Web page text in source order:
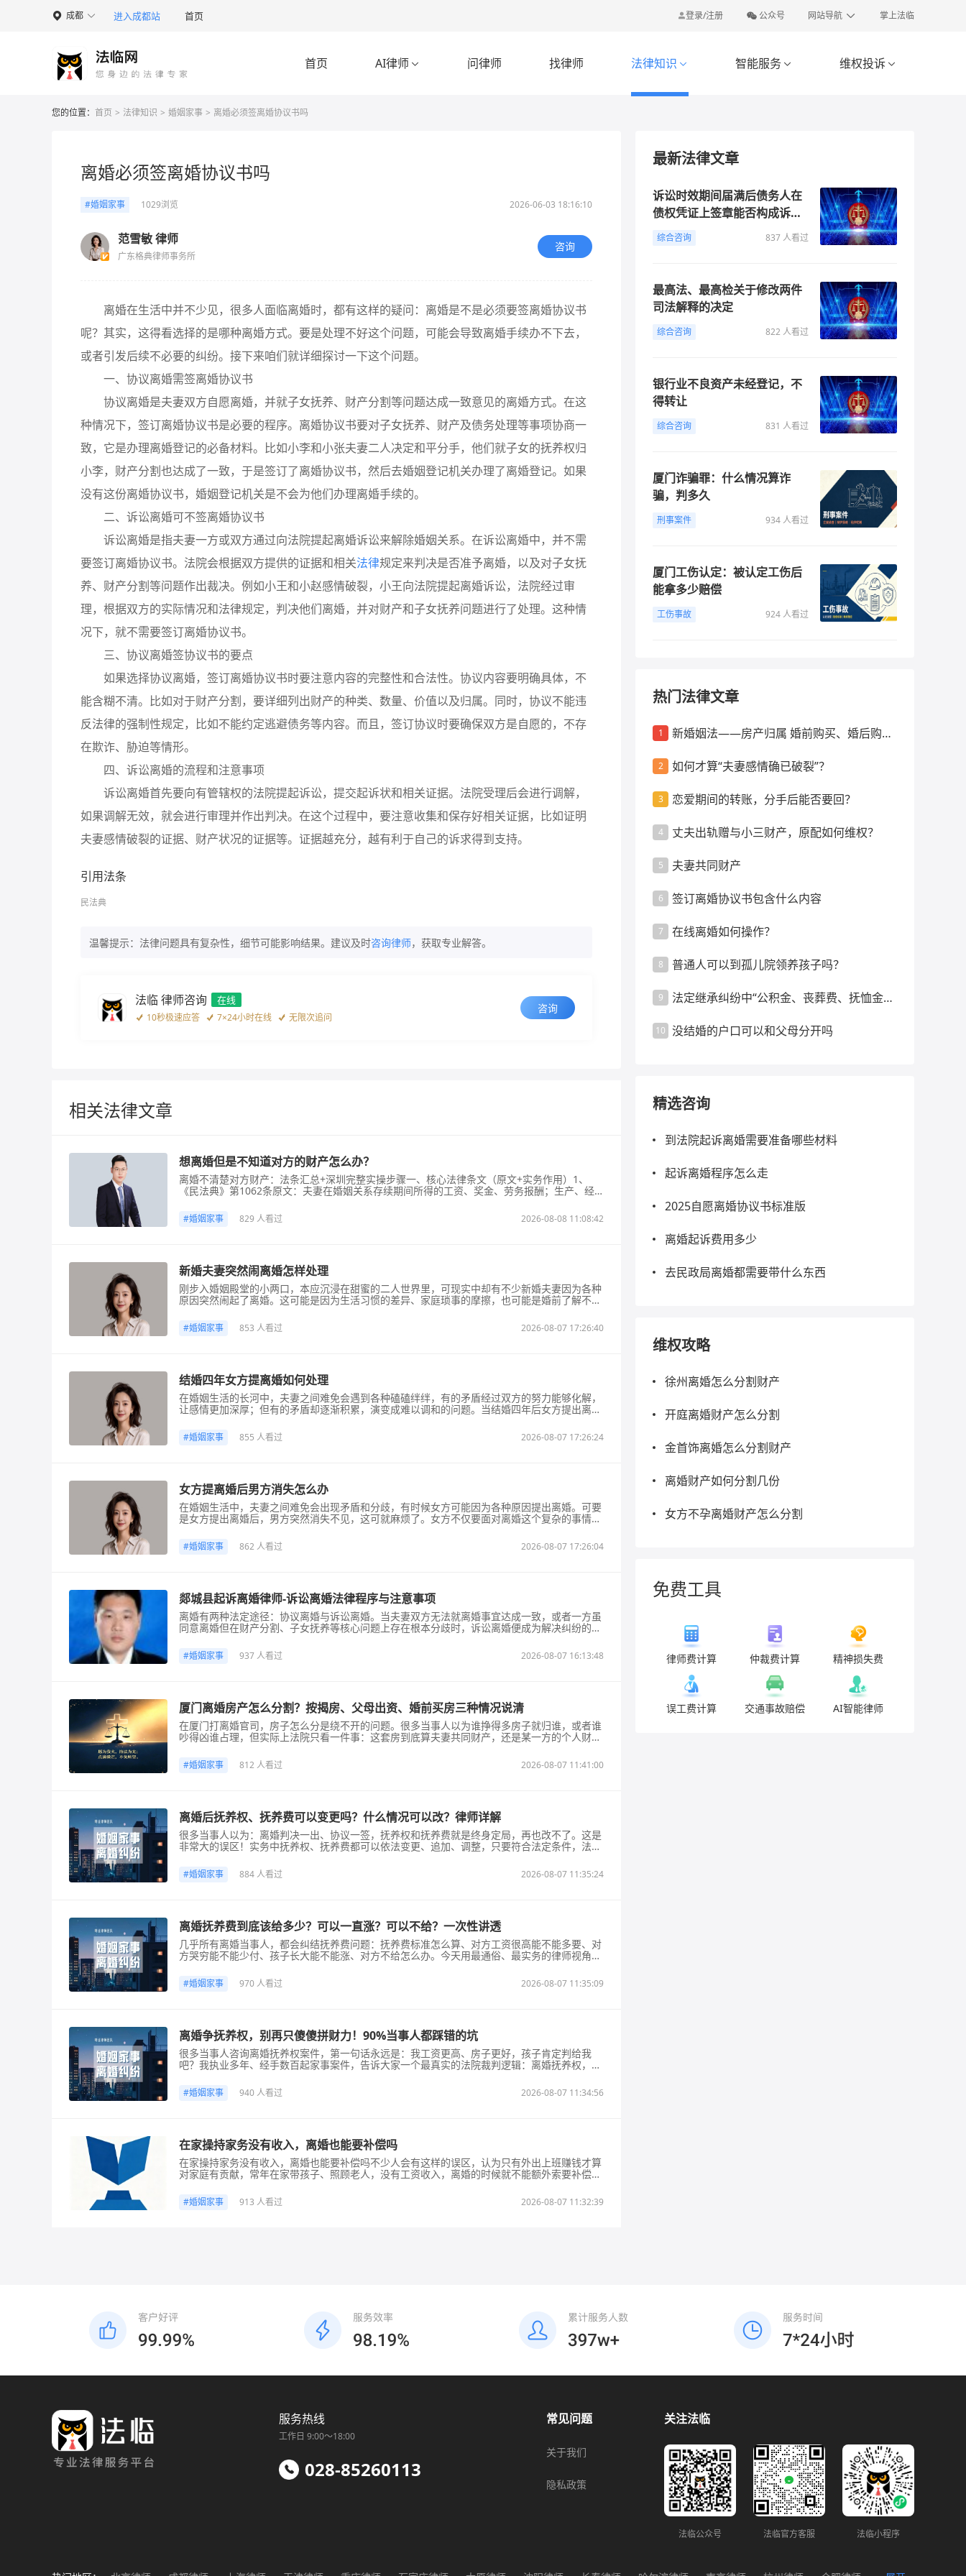
 成都 进入成都站 首页 登录/注册 公众号 网站导航 掌上法临
首页 AI律师  问律师 找律师 法律知识  智能服务  维权投诉 
您的位置： 首页 > 法律知识 > 婚姻家事 > 离婚必须签离婚协议书吗
离婚必须签离婚协议书吗
#婚姻家事 1029浏览 2026-06-03 18:16:10
范雪敏 律师
广东格典律师事务所
咨询
离婚在生活中并不少见，很多人面临离婚时，都有这样的疑问：离婚是不是必须要签离婚协议书
呢？其实，这得看选择的是哪种离婚方式。要是处理不好这个问题，可能会导致离婚手续办不下去，
或者引发后续不必要的纠纷。接下来咱们就详细探讨一下这个问题。
一、协议离婚需签离婚协议书
协议离婚是夫妻双方自愿离婚，并就子女抚养、财产分割等问题达成一致意见的离婚方式。在这
种情况下，签订离婚协议书是必要的程序。离婚协议书要对子女抚养、财产及债务处理等事项协商一
致，它是办理离婚登记的必备材料。比如小李和小张夫妻二人决定和平分手，他们就子女的抚养权归
小李，财产分割也达成了一致，于是签订了离婚协议书，然后去婚姻登记机关办理了离婚登记。如果
没有这份离婚协议书，婚姻登记机关是不会为他们办理离婚手续的。
二、诉讼离婚可不签离婚协议书
诉讼离婚是指夫妻一方或双方通过向法院提起离婚诉讼来解除婚姻关系。在诉讼离婚中，并不需
要签订离婚协议书。法院会根据双方提供的证据和相关法律规定来判决是否准予离婚，以及对子女抚
养、财产分割等问题作出裁决。例如小王和小赵感情破裂，小王向法院提起离婚诉讼，法院经过审
理，根据双方的实际情况和法律规定，判决他们离婚，并对财产和子女抚养问题进行了处理。这种情
况下，就不需要签订离婚协议书。
三、协议离婚签协议书的要点
如果选择协议离婚，签订离婚协议书时要注意内容的完整性和合法性。协议内容要明确具体，不
能含糊不清。比如对于财产分割，要详细列出财产的种类、数量、价值以及归属。同时，协议不能违
反法律的强制性规定，比如不能约定逃避债务等内容。而且，签订协议时要确保双方是自愿的，不存
在欺诈、胁迫等情形。
四、诉讼离婚的流程和注意事项
诉讼离婚首先要向有管辖权的法院提起诉讼，提交起诉状和相关证据。法院受理后会进行调解，
如果调解无效，就会进行审理并作出判决。在这个过程中，要注意收集和保存好相关证据，比如证明
夫妻感情破裂的证据、财产状况的证据等。证据越充分，越有利于自己的诉求得到支持。
引用法条
民法典
温馨提示：法律问题具有复杂性，细节可能影响结果。建议及时咨询律师，获取专业解答。
法临 律师咨询 在线
10秒极速应答 7×24小时在线 无限次追问
咨询
相关法律文章
想离婚但是不知道对方的财产怎么办？
离婚不清楚对方财产：法条汇总+深圳完整实操步骤一、核心法律条文（原文+实务作用）1、
《民法典》第1062条原文：夫妻在婚姻关系存续期间所得的工资、奖金、劳务报酬；生产、经
双方享有平等处理权。作用：明确可分割财产范围，婚后所有收入、购置资产默认共有。第
1092条原文：夫妻一方隐藏、转移、变卖、毁损、挥霍夫妻共同财产，
#婚姻家事 829 人看过 2026-08-08 11:08:42
新婚夫妻突然闹离婚怎样处理
刚步入婚姻殿堂的小两口，本应沉浸在甜蜜的二人世界里，可现实中却有不少新婚夫妻因为各种
原因突然闹起了离婚。这可能是因为生活习惯的差异、家庭琐事的摩擦，也可能是婚前了解不够
来就为大家详细说说新婚夫妻突然闹离婚该怎么处理。一、冷静沟通找出问题根源新婚夫妻闹离
婚，往往是因为一些矛盾没有及时解决。这时候双方都要冷静下来，心平
#婚姻家事 853 人看过 2026-08-07 17:26:40
结婚四年女方提离婚如何处理
在婚姻生活的长河中，夫妻之间难免会遇到各种磕磕绊绊，有的矛盾经过双方的努力能够化解，
让感情更加深厚；但有的矛盾却逐渐积累，演变成难以调和的问题。当结婚四年后女方提出离
多人会感到手足无措，不知道该如何应对。下面就为大家详细讲讲在这种情况下的处理办法。
一、冷静沟通了解原因如果女方提出离婚，首先要做的是冷静下来，找个合适
#婚姻家事 855 人看过 2026-08-07 17:26:24
女方提离婚后男方消失怎么办
在婚姻生活中，夫妻之间难免会出现矛盾和分歧，有时候女方可能因为各种原因提出离婚。可要
是女方提出离婚后，男方突然消失不见，这可就麻烦了。女方不仅要面对离婚这个复杂的事情，
护自己的合法权益呢？接下来咱们就详细说说。一、尝试联系男方了解情况女方可以先通过男方
的亲朋好友、同事等渠道尝试联系男方，了解他消失的原因和目前的状况
#婚姻家事 862 人看过 2026-08-07 17:26:04
郯城县起诉离婚律师-诉讼离婚法律程序与注意事项
离婚有两种法定途径：协议离婚与诉讼离婚。当夫妻双方无法就离婚事宜达成一致，或者一方虽
同意离婚但在财产分割、子女抚养等核心问题上存在根本分歧时，诉讼离婚便成为解决纠纷的唯
事人参考。一、什么情况下可以起诉离婚？根据《民法典》第一千零七十九条规定，夫妻一方要
求离婚的，可以直接向人民法院提起离婚诉讼。人民法院审理离婚案件，
#婚姻家事 937 人看过 2026-08-07 16:13:48
厦门离婚房产怎么分割？按揭房、父母出资、婚前买房三种情况说清
在厦门打离婚官司，房子怎么分是绕不开的问题。很多当事人以为谁挣得多房子就归谁，或者谁
吵得凶谁占理，但实际上法院只看一件事：这套房到底算夫妻共同财产，还是某一方的个人财
《民法典》第一千零六十二条，夫妻在婚姻关系存续期间取得的财产属于夫妻共同财产。落到厦
门本地的房产分割实务中，常见的有三类：婚后夫妻共同出资买的房，无论登
#婚姻家事 812 人看过 2026-08-07 11:41:00
离婚后抚养权、抚养费可以变更吗？什么情况可以改？律师详解
很多当事人以为：离婚判决一出、协议一签，抚养权和抚养费就是终身定局，再也改不了。这是
非常大的误区！实务中抚养权、抚养费都可以依法变更、追加、调整，只要符合法定条件，法院
可起诉变更抚养权：1.带娃一方身患重病、残疾，无力继续抚养孩子；2.直接抚养方长期不管孩
子、疏于照顾、遗弃冷落；3.带娃一方存在家暴、酗酒、赌博、不
#婚姻家事 884 人看过 2026-08-07 11:35:24
离婚抚养费到底该给多少？可以一直涨？可以不给？一次性讲透
几乎所有离婚当事人，都会纠结抚养费问题：抚养费标准怎么算、对方工资很高能不能多要、对
方哭穷能不能少付、孩子长大能不能涨、对方不给怎么办。今天用最通俗、最实务的律师视角，
灭，直到孩子年满十八周岁，就读高中、大学期间，依旧可以主张抚养费、教育费、医疗费。抚
养费法定计算标准，法院统一采用三个维度：第一，子女实际生活、教
#婚姻家事 970 人看过 2026-08-07 11:35:09
离婚争抚养权，别再只傻傻拼财力！90%当事人都踩错的坑
很多当事人咨询离婚抚养权案件，第一句话永远是：我工资更高、房子更好，孩子肯定判给我
吧？我执业多年、经手数百起家事案件，告诉大家一个最真实的法院裁判逻辑：离婚抚养权，从
裁判规则，抚养权判定唯一核心原则是最有利于未成年子女原则，并非经济条件最优者得抚养
权。很多经济条件优越、但长期缺席孩子生活的家长，最后直接输掉抚养权
#婚姻家事 940 人看过 2026-08-07 11:34:56
在家操持家务没有收入，离婚也能要补偿吗
在家操持家务没有收入，离婚也能要补偿吗不少人会有这样的误区，认为只有外出上班赚钱才算
对家庭有贡献，常年在家带孩子、照顾老人，没有工资收入，离婚的时候就不能额外索要补偿。
只能分割现有的夫妻共同财产。其实家务劳动同样具备法律认可的价值，《民法典》第一千零八
十八条就专门对此作出规定，夫妻一方因抚育子女、照料老年人、协助另
#婚姻家事 913 人看过 2026-08-07 11:32:39
最新法律文章
诉讼时效期间届满后债务人在
债权凭证上签章能否构成诉讼
时效中断
综合咨询 837 人看过
最高法、最高检关于修改两件
司法解释的决定
综合咨询 822 人看过
银行业不良资产未经登记，不
得转让
综合咨询 831 人看过
厦门诈骗罪：什么情况算诈
骗，判多久
刑事案件 934 人看过
厦门工伤认定：被认定工伤后
能拿多少赔偿
工伤事故 924 人看过
热门法律文章
1
新婚姻法——房产归属 婚前购买、婚后购
2 如何才算“夫妻感情确已破裂”？
3 恋爱期间的转账，分手后能否要回？
4 丈夫出轨赠与小三财产，原配如何维权？
5 夫妻共同财产
6 签订离婚协议书包含什么内容
7 在线离婚如何操作？
8 普通人可以到孤儿院领养孩子吗？
9
法定继承纠纷中“公积金、丧葬费、抚恤金、
10 没结婚的户口可以和父母分开吗
精选咨询
到法院起诉离婚需要准备哪些材料
起诉离婚程序怎么走
2025自愿离婚协议书标准版
离婚起诉费用多少
去民政局离婚都需要带什么东西
维权攻略
徐州离婚怎么分割财产
开庭离婚财产怎么分割
金首饰离婚怎么分割财产
离婚财产如何分割几份
女方不孕离婚财产怎么分割
免费工具
律师费计算 仲裁费计算 精神损失费
误工费计算 交通事故赔偿 AI智能律师
服务热线
工作日 9:00～18:00
028-85260113
常见问题
关于我们
隐私政策
关注法临
法临公众号 法临官方客服 法临小程序